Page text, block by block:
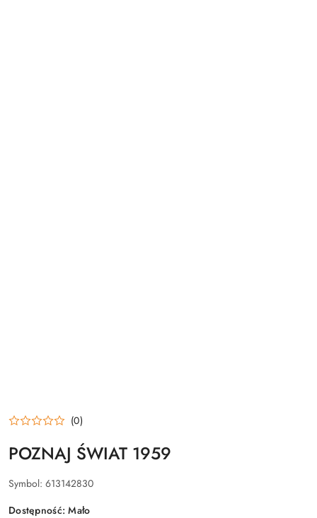
(0)
POZNAJ ŚWIAT 1959
Symbol: 613142830
Dostępność:Mało